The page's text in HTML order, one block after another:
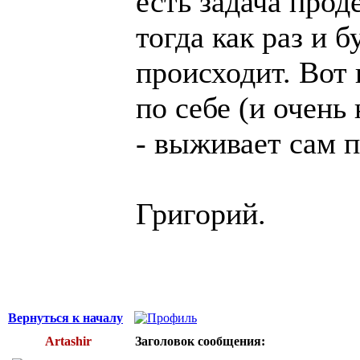
тогда как раз и
происходит. Вот
по себе (и
- выживает сам
Григорий.
Вернуться к началу
Artashir
Заголовок сообщения: